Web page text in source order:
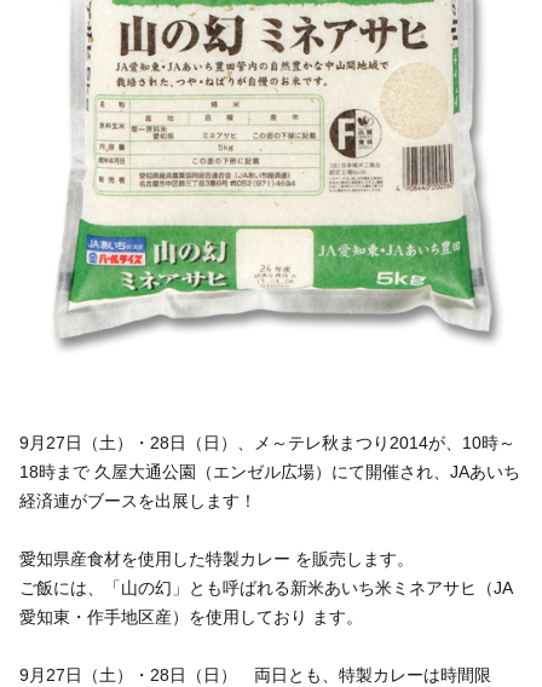
JAの賃貸住宅
味のトラベル
JAタウン「あいちゴコロ」
いいね！あいち産料理レシピ
肥料＆農薬通信
安心・安全の取り組みについて
営農支援センター
生産履歴管理システム
JAあいち版GAP
いきいき愛知
9月27日（土）・28日（日）、メ～テレ秋まつり2014が、10時～
18時まで 久屋大通公園（エンゼル広場）にて開催され、JAあいち
経済連がブースを出展します！
愛知県産食材を使用した特製カレー を販売します。
ご飯には、「山の幻」とも呼ばれる新米あいち米ミネアサヒ（JA
愛知東・作手地区産）を使用しており ます。
9月27日（土）・28日（日） 両日とも、特製カレーは時間限